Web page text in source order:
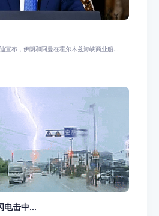
宣布，伊朗和阿曼在霍尔木兹海峡商业船...
电击中...